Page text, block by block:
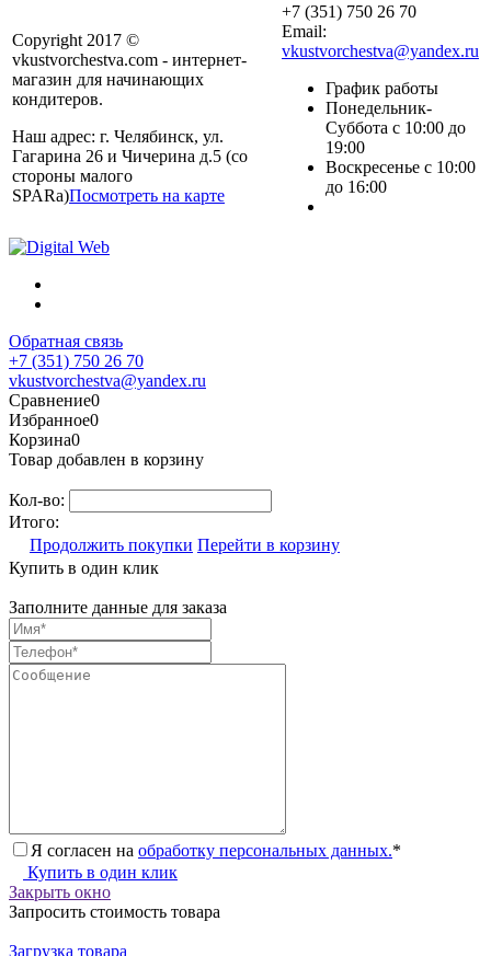
Copyright 2017 ©
vkustvorchestva.com - интернет-
магазин для начинающих
кондитеров.
Наш адрес: г. Челябинск, ул.
Гагарина 26 и Чичерина д.5 (со
стороны малого
SPARa)Посмотреть на карте
+7 (351) 750 26 70
Email:
vkustvorchestva@yandex.ru
График работы
Понедельник-
Суббота с 10:00 до
19:00
Воскресенье с 10:00
до 16:00
Обратная связь
+7 (351) 750 26 70
vkustvorchestva@yandex.ru
Сравнение0
Избранное0
Корзина0
Товар добавлен в корзину
Кол-во:
Итого:
Продолжить покупки Перейти в корзину
Купить в один клик
Заполните данные для заказа
Я согласен на обработку персональных данных.*
Купить в один клик
Закрыть окно
Запросить стоимость товара
Загрузка товара